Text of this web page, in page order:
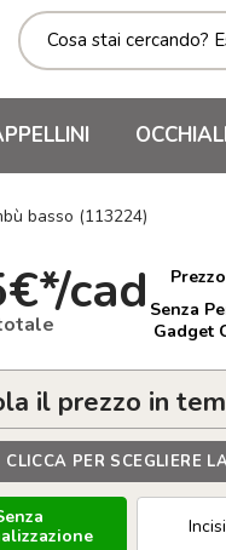
OCCHIALI
basso (113224)
cad Senza
Gadget
il prezzo in
CLICCA PER SCEGLIERE